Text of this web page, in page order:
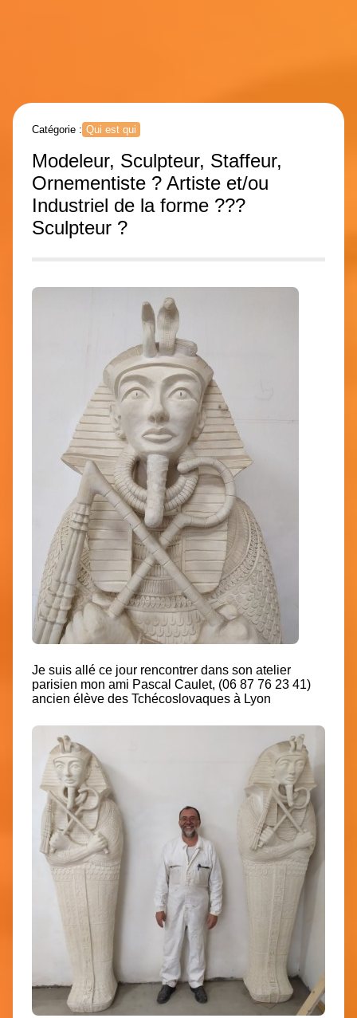
Catégorie : Qui est qui
Modeleur, Sculpteur, Staffeur,
Ornementiste ? Artiste et/ou
Industriel de la forme ???
Sculpteur ?
Je suis allé ce jour rencontrer dans son atelier
parisien mon ami Pascal Caulet, (06 87 76 23 41)
ancien élève des Tchécoslovaques à Lyon